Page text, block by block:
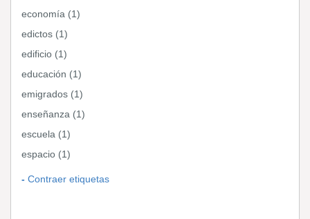
economía (1)
edictos (1)
edificio (1)
educación (1)
emigrados (1)
enseñanza (1)
escuela (1)
espacio (1)
Contraer etiquetas